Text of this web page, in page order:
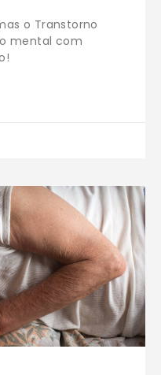
o Transtorno
mental com